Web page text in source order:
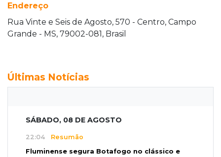
Endereço
Rua Vinte e Seis de Agosto, 570 - Centro, Campo
Grande - MS, 79002-081, Brasil
Últimas Notícias
SÁBADO, 08 DE AGOSTO
22:04 Resumão
Fluminense segura Botafogo no clássico e